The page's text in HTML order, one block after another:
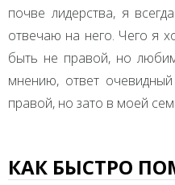
почве лидерства, я
отвечаю на него. Чего я
быть не правой, но
мнению, ответ
правой, но зато в моей
КАК БЫСТРО